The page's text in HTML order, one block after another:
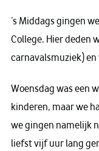
’s Middags gingen
College. Hier deden
carnavalsmuziek)
Woensdag was een
kinderen, maar we
we gingen namelijk
liefst vijf uur lang